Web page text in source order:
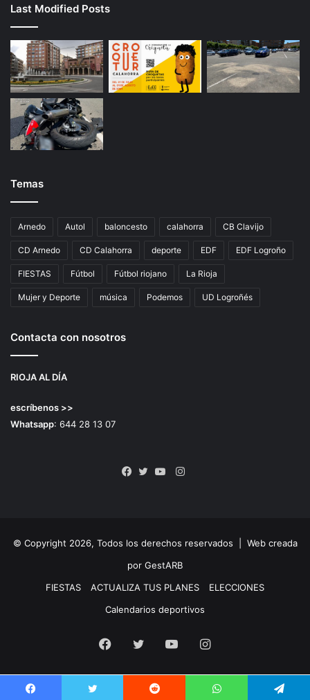
Last Modified Posts
Temas
Arnedo Autol baloncesto calahorra CB Clavijo
CD Arnedo CD Calahorra deporte EDF EDF Logroño
FIESTAS Fútbol Fútbol riojano La Rioja
Mujer y Deporte música Podemos UD Logroñés
Contacta con nosotros
RIOJA AL DÍA
escríbenos >>
Whatsapp: 644 28 13 07
Instagram
© Copyright 2026, Todos los derechos reservados | Web creada
por GestARB
FIESTAS
ACTUALIZA TUS PLANES
ELECCIONES
Calendarios deportivos
Facebook
Twitter YouTubeInstagram